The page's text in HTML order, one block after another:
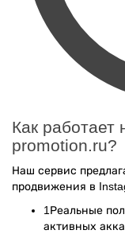
Как работает
promotion.ru?
Наш сервис
продвижения в
1 Реальные
активных